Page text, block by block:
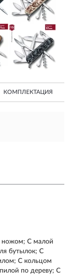
КОМПЛЕКТАЦИЯ
ножом; С малой
бутылок; С
С кольцом
по дереву; С